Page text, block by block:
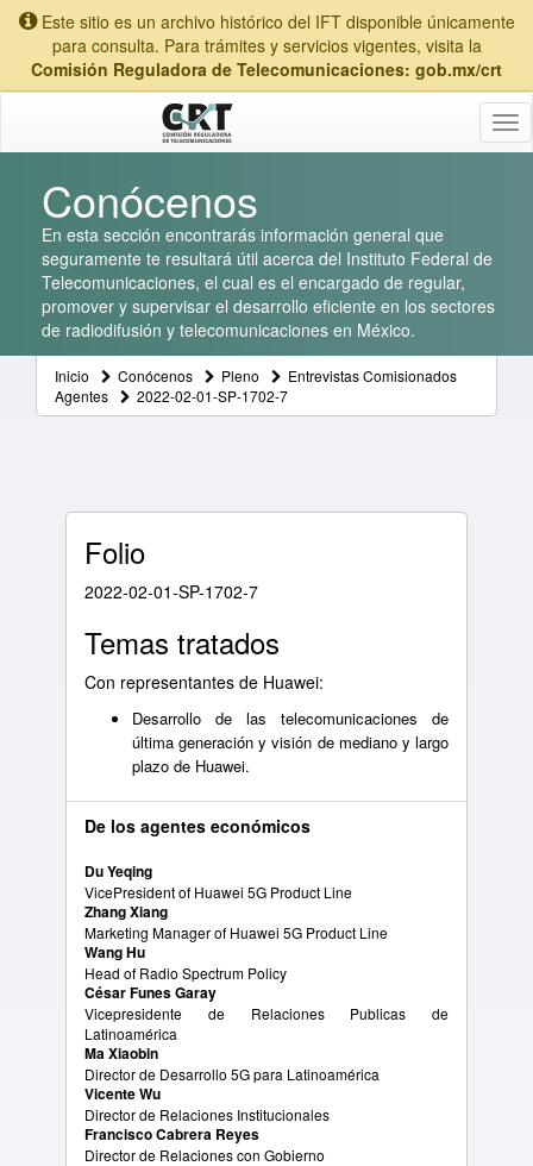
Este sitio es un archivo histórico del IFT disponible únicamente
para consulta. Para trámites y servicios vigentes, visita la
Comisión Reguladora de Telecomunicaciones: gob.mx/crt
Conócenos
En esta sección encontrarás información general que
seguramente te resultará útil acerca del Instituto Federal de
Telecomunicaciones, el cual es el encargado de regular,
promover y supervisar el desarrollo eficiente en los sectores
de radiodifusión y telecomunicaciones en México.
Inicio Conócenos Pleno
Entrevistas Comisionados
Agentes
2022-02-01-SP-1702-7
Folio
2022-02-01-SP-1702-7
Temas tratados
Con representantes de Huawei:
Desarrollo de las telecomunicaciones de
última generación y visión de mediano y largo
plazo de Huawei.
De los agentes económicos
Du Yeqing
VicePresident of Huawei 5G Product Line
Zhang Xiang
Marketing Manager of Huawei 5G Product Line
Wang Hu
Head of Radio Spectrum Policy
César Funes Garay
Vicepresidente de Relaciones Publicas de
Latinoamérica
Ma Xiaobin
Director de Desarrollo 5G para Latinoamérica
Vicente Wu
Director de Relaciones Institucionales
Francisco Cabrera Reyes
Director de Relaciones con Gobierno